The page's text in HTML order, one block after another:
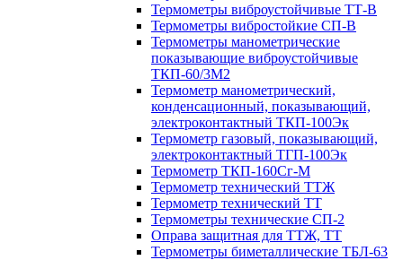
Термометры виброустойчивые ТТ-В
Термометры вибростойкие СП-В
Термометры манометрические
показывающие виброустойчивые
ТКП-60/3М2
Термометр манометрический,
конденсационный, показывающий,
электроконтактный ТКП-100Эк
Термометр газовый, показывающий,
электроконтактный ТГП-100Эк
Термометр ТКП-160Сг-М
Термометр технический ТТЖ
Термометр технический ТТ
Термометры технические СП-2
Оправа защитная для ТТЖ, ТТ
Термометры биметаллические ТБЛ-63